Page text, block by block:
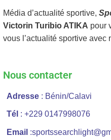
Média d’actualité sportive,
Victorin Turibio ATIKA pour
vous l’actualité sportive avec
Nous contacter
Adresse : Bénin/Calavi
Tél : +229 0147998076
Email